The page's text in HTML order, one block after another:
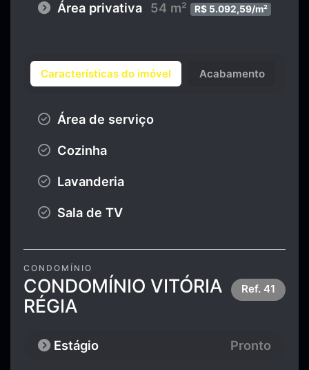
Área privativa 54 m² R$ 5.092,59/m²
Características do imóvel Acabamento
Área de serviço
Cozinha
Lavanderia
Sala de TV
CONDOMÍNIO
CONDOMÍNIO VITÓRIA
RÉGIA
Ref. 41
Estágio Pronto